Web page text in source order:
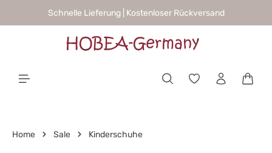
springenSchnelle Lieferung | Kostenloser Rückversand
Home Sale Kinderschuhe